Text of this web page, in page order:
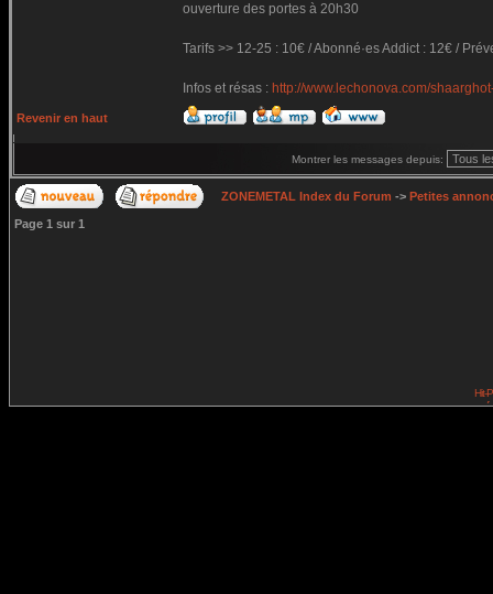
ouverture des portes à 20h30
Tarifs >> 12-25 : 10€ / Abonné·es Addict : 12€ /
Infos et résas : http://www.lechonova.com/
Revenir en haut
Montrer les messages depuis:
ZONEMETAL Index du Forum -> Petites
Page 1 sur 1